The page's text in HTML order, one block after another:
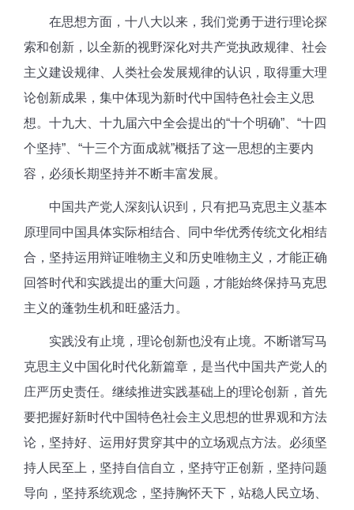
在思想方面， 十八大以来，我们党勇于进行理论探
索和创新，以全新的视野深化对共产党执政规律、社会
主义建设规律、人类社会发展规律的认识，取得重大理
论创新成果，集中体现为新时代中国特色社会主义思
想。十九大、十九届六中全会提出的“十个明确”、“十四
个坚持”、“十三个方面成就”概括了这一思想的主要内
容，必须长期坚持并不断丰富发展。
中国共产党人深刻认识到，只有把马克思主义基本
原理同中国具体实际相结合、同中华优秀传统文化相结
合，坚持运用辩证唯物主义和历史唯物主义，才能正确
回答时代和实践提出的重大问题，才能始终保持马克思
主义的蓬勃生机和旺盛活力。
实践没有止境，理论创新也没有止境。 不断谱写马
克思主义中国化时代化新篇章，是当代中国共产党人的
庄严历史责任。继续推进实践基础上的理论创新，首先
要把握好新时代中国特色社会主义思想的世界观和方法
论，坚持好、运用好贯穿其中的立场观点方法。必须坚
持人民至上，坚持自信自立，坚持守正创新，坚持问题
导向，坚持系统观念，坚持胸怀天下，站稳人民立场、